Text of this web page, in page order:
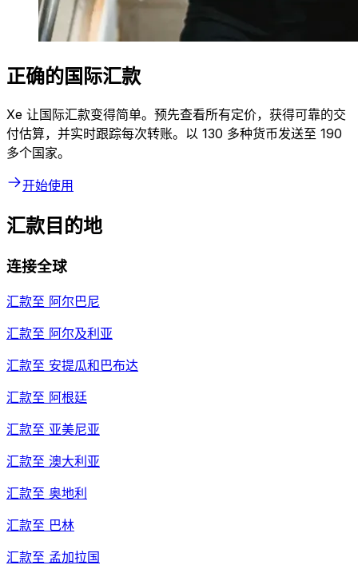
正确的国际汇款
Xe 让国际汇款变得简单。预先查看所有定价，获得可靠的交
付估算，并实时跟踪每次转账。以 130 多种货币发送至 190
多个国家。
开始使用
汇款目的地
连接全球
汇款至 阿尔巴尼
汇款至 阿尔及利亚
汇款至 安提瓜和巴布达
汇款至 阿根廷
汇款至 亚美尼亚
汇款至 澳大利亚
汇款至 奥地利
汇款至 巴林
汇款至 孟加拉国